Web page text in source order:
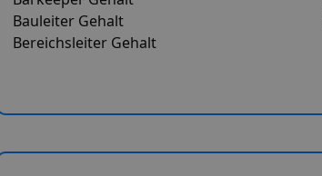
Bauleiter Gehalt
Bereichsleiter Gehalt